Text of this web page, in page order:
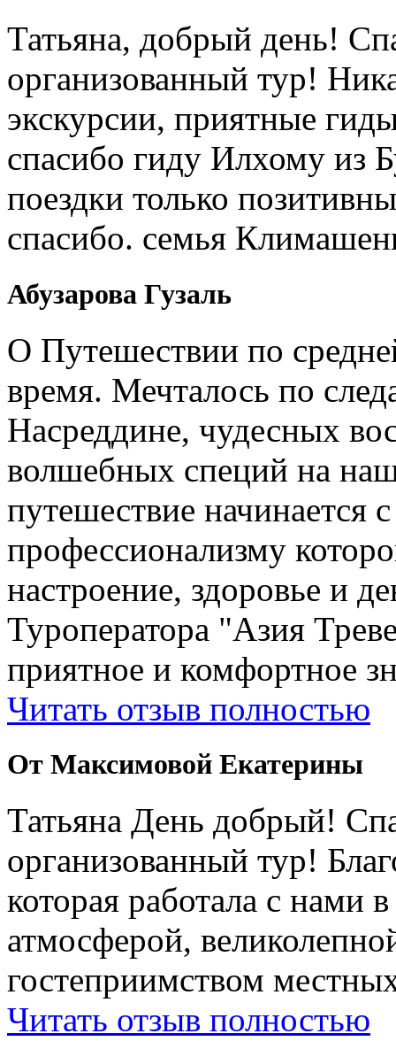
Татьяна, добрый день!
организованный тур!
экскурсии, приятные
спасибо гиду Илхому из
поездки только
спасибо. семья
Абузарова Гузаль
О Путешествии по
время. Мечталось по
Насреддине, чудесных
волшебных специй на
путешествие
профессионализму
настроение, здоровье и
Туроператора "Азия
приятное и комфортное
Читать отзыв полностью
От Максимовой Екатерины
Татьяна День добрый!
организованный тур!
которая работала с нами
атмосферой,
гостеприимством
Читать отзыв полностью